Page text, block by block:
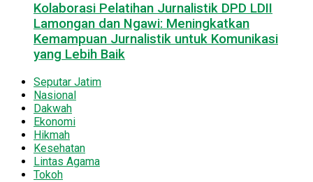
Kolaborasi Pelatihan Jurnalistik DPD LDII
Lamongan dan Ngawi: Meningkatkan
Kemampuan Jurnalistik untuk Komunikasi
yang Lebih Baik
Seputar Jatim
Nasional
Dakwah
Ekonomi
Hikmah
Kesehatan
Lintas Agama
Tokoh